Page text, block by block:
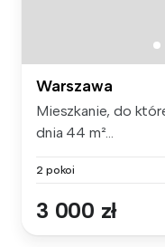
Warszawa
Mieszkanie, do
dnia 44 m²...
2 pokoi
3 000 zł